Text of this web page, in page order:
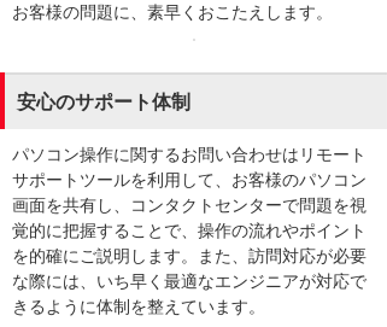
お客様の問題に、素早くおこたえします。
安心のサポート体制
パソコン操作に関するお問い合わせはリモート
サポートツールを利用して、お客様のパソコン
画面を共有し、コンタクトセンターで問題を視
覚的に把握することで、操作の流れやポイント
を的確にご説明します。また、訪問対応が必要
な際には、いち早く最適なエンジニアが対応で
きるように体制を整えています。